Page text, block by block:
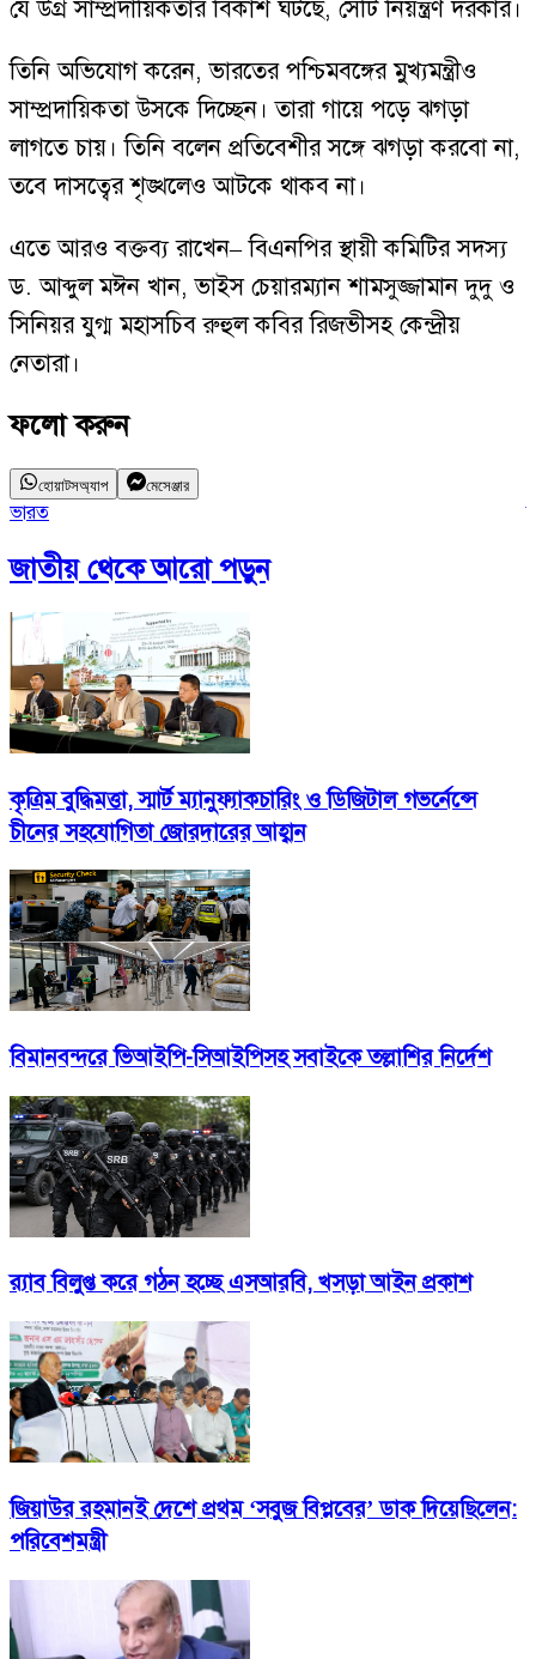
যে উগ্র সাম্প্রদায়িকতার বিকাশ ঘটছে, সেটি নিয়ন্ত্রণ দরকার।
তিনি অভিযোগ করেন, ভারতের পশ্চিমবঙ্গের মুখ্যমন্ত্রীও
সাম্প্রদায়িকতা উসকে দিচ্ছেন। তারা গায়ে পড়ে ঝগড়া
লাগতে চায়। তিনি বলেন প্রতিবেশীর সঙ্গে ঝগড়া করবো না,
তবে দাসত্বের শৃঙ্খলেও আটকে থাকব না।
এতে আরও বক্তব্য রাখেন– বিএনপির স্থায়ী কমিটির সদস্য
ড. আব্দুল মঈন খান, ভাইস চেয়ারম্যান শামসুজ্জামান দুদু ও
সিনিয়র যুগ্ম মহাসচিব রুহুল কবির রিজভীসহ কেন্দ্রীয়
নেতারা।
ফলো করুন
হোয়াটসঅ্যাপ মেসেঞ্জার
ভারত
জাতীয়থেকে আরো পড়ুন
কৃত্রিম বুদ্ধিমত্তা, স্মার্ট ম্যানুফ্যাকচারিং ও ডিজিটাল গভর্নেন্সে
চীনের সহযোগিতা জোরদারের আহ্বান
বিমানবন্দরে ভিআইপি-সিআইপিসহ সবাইকে তল্লাশির নির্দেশ
র‍্যাব বিলুপ্ত করে গঠন হচ্ছে এসআরবি, খসড়া আইন প্রকাশ
জিয়াউর রহমানই দেশে প্রথম ‘সবুজ বিপ্লবের’ ডাক দিয়েছিলেন:
পরিবেশমন্ত্রী